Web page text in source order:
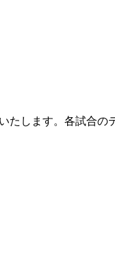
たします。各試合の